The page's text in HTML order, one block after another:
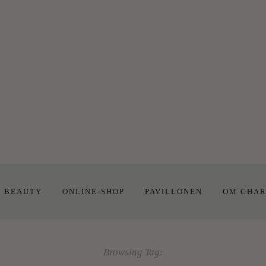
BEAUTY ONLINE-SHOP PAVILLONEN OM
Browsing Tag: